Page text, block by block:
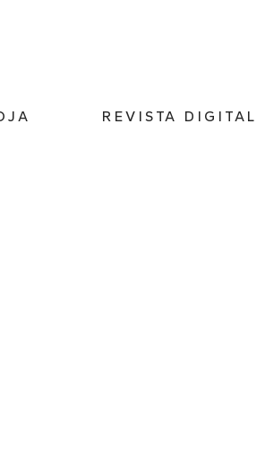
REVISTA DIGITAL